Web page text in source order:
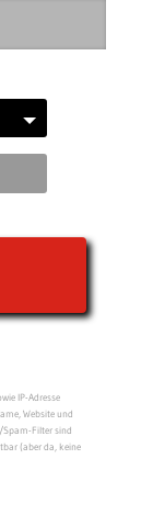
IP-Adresse
Website und
Spam-Filter sind
(aber da, keine